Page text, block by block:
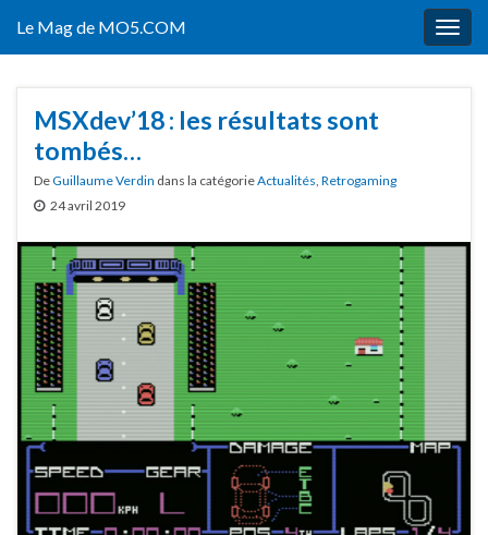
Le Mag de MO5.COM
MSXdev’18 : les résultats sont
tombés…
DeGuillaume Verdin dans la catégorieActualités, Retrogaming
24 avril 2019